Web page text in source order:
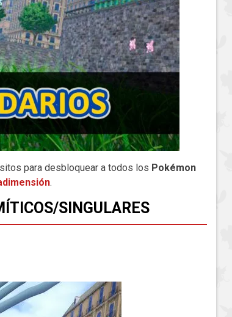
para desbloquear a todos los Pokémon
.
SINGULARES